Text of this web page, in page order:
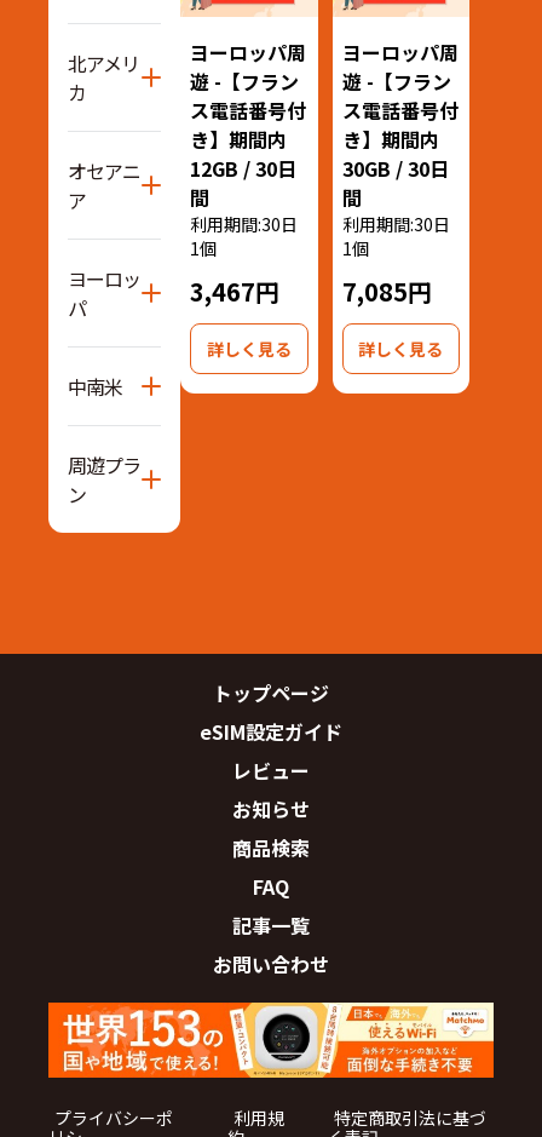
北アメリ
カ
オセアニ
ア
ヨーロッ
パ
中南米
周遊プラ
ン
ヨーロッパ周
遊 -【フラン
ス電話番号付
き】期間内
12GB / 30日
間
利用期間:30日
1個
3,467円
詳しく見る
ヨーロッパ周
遊 -【フラン
ス電話番号付
き】期間内
30GB / 30日
間
利用期間:30日
1個
7,085円
詳しく見る
トップページ
eSIM設定ガイド
レビュー
お知らせ
商品検索
FAQ
記事一覧
お問い合わせ
プライバシーポ
利用規
特定商取引法に基づ